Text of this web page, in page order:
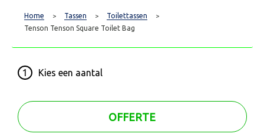
Home > Tassen > Toilettassen >
Tenson Tenson Square Toilet Bag
1 Kies een aantal
OFFERTE